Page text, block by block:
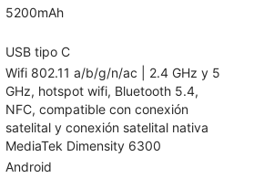
5200mAh
USB tipo C
Wifi 802.11 a/b/g/n/ac | 2.4 GHz y 5
GHz, hotspot wifi, Bluetooth 5.4,
NFC, compatible con conexión
satelital y conexión satelital nativa
MediaTek Dimensity 6300
Android